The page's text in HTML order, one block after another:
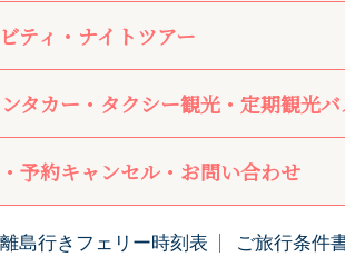
ティ・ナイトツアー
タカー・タクシー観光・定期観光
予約キャンセル・お問い合わせ
離島行きフェリー時刻表 ご旅行条件